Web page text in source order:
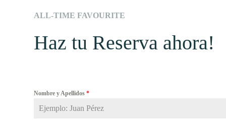
ALL-TIME FAVOURITE
Haz tu Reserva ahora!
Nombre y Apellidos*